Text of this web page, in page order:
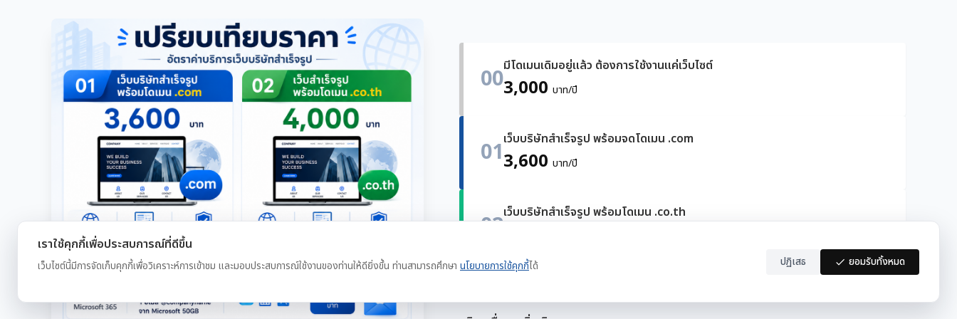
00มีโดเมนเดิมอยู่แล้ว ต้องการใช้งานแค่เว็บไซต์
3,000 บาท/ปี
01เว็บบริษัทสำเร็จรูป พร้อมจดโดเมน .com
3,600 บาท/ปี
02เว็บบริษัทสำเร็จรูป พร้อมโดเมน .co.th
เราใช้คุกกี้เพื่อประสบการณ์ที่ดีขึ้น
เว็บไซต์นี้มีการจัดเก็บคุกกี้เพื่อวิเคราะห์การเข้าชม และมอบประสบการณ์ใช้งานของท่านให้ดียิ่งขึ้น ท่านสามารถศึกษา นโยบายการใช้คุกกี้ได้ ปฏิเสธ ยอมรับทั้งหมด